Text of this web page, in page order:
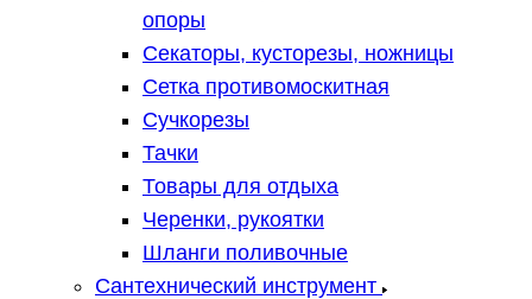
опоры
Секаторы, кусторезы, ножницы
Сетка противомоскитная
Сучкорезы
Тачки
Товары для отдыха
Черенки, рукоятки
Шланги поливочные
Сантехнический инструмент